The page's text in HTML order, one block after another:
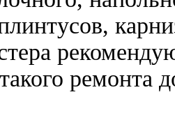
ремонта